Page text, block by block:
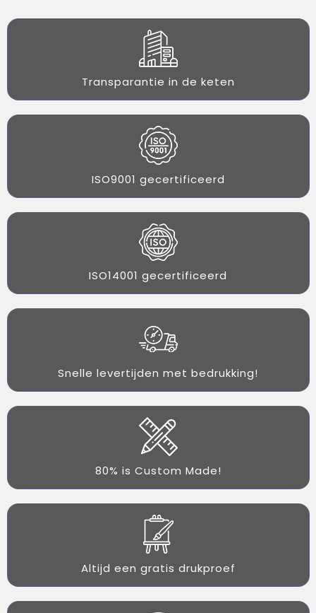
Transparantie in de keten
ISO9001 gecertificeerd
ISO14001 gecertificeerd
Snelle levertijden met bedrukking!
80% is Custom Made!
Altijd een gratis drukproef